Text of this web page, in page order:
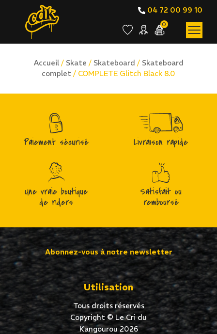
04 72 00 99 10
0
Accueil/ Skate / Skateboard / Skateboard
complet / COMPLETE Glitch Black 8.0
Paiement sécurisé Livraison rapide
Une vraie boutique
de riders
Satisfait ou
remboursé
Abonnez-vous à notre newsletter
Utilisation
Tous droits réservés
Copyright © Le Cri du
Kangourou 2026